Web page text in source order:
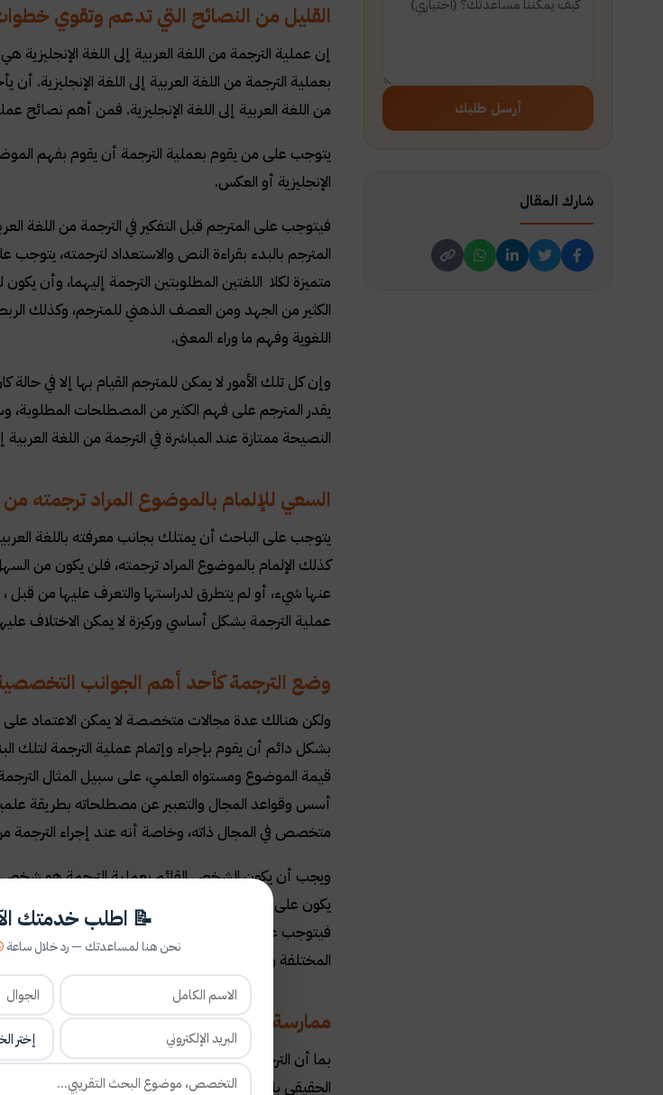
أرسل طلبك
شارك المقال
القليل من النصائح التي تدعم وتقوي
إن عملية الترجمة من اللغة العربية إلى اللغة
بعملية الترجمة من اللغة العربية إلى اللغة الإنجليزية.
من اللغة العربية إلى اللغة الإنجليزية. فمن أهم نصائح
يتوجب على من يقوم بعملية الترجمة أن يقوم بفهم
الإنجليزية أو العكس.
فيتوجب على المترجم قبل التفكير في الترجمة من اللغة
المترجم بالبدء بقراءة النص والاستعداد لترجمته،
متميزة لكلا اللغتين المطلوبتين الترجمة إليهما، وأن
الكثير من الجهد ومن العصف الذهني للمترجم، وكذلك الربط
اللغوية وفهم ما وراء المعنى.
وإن كل تلك الأمور لا يمكن للمترجم القيام بها إلا في
يقدر المترجم على فهم الكثير من المصطلحات
النصيحة ممتازة عند المباشرة في الترجمة من اللغة العربية
السعي للإلمام بالموضوع المراد ترجمته من
يتوجب على الباحث أن يمتلك بجانب معرفته باللغة
كذلك الإلمام بالموضوع المراد ترجمته، فلن يكون من
عنها شيء، أو لم يتطرق لدراستها والتعرف عليها من قبل
عملية الترجمة بشكل أساسي وركيزة لا يمكن الاختلاف
وضع الترجمة كأحد أهم الجوانب التخصصية
ولكن هنالك عدة مجالات متخصصة لا يمكن الاعتماد
بشكل دائم أن يقوم بإجراء وإتمام عملية الترجمة
قيمة الموضوع ومستواه العلمي، على سبيل المثال
أسس وقواعد المجال والتعبير عن مصطلحاته بطريقة
متخصص في المجال ذاته، وخاصة أنه عند إجراء الترجمة من
ويجب أن يكون الشخص القائم بعملية الترجمة هو شخص
يكون على دراية وعلم يمكنه من خلالها معرفة كيفية
فيتوجب على من يقوم بالترجمة أن يعمل على دراسة
المختلفة والمتنوعة
ممارسة عملية الترجمة في القليل من
بما أن الترجمة تعتبر مهمة ووظيفة شاقة، فينصح من
الحقيقي باتجاهها، ويجب أن يكون الشخص المترجم محباً
📝 اطلب خدمتك
نحن هنا لمساعدتك — رد خلال ساعة